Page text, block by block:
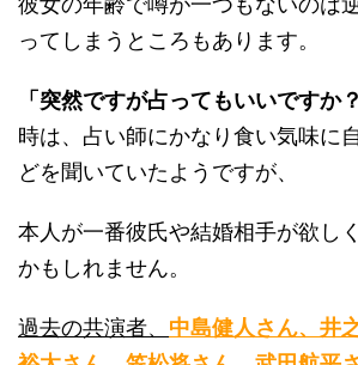
ってしまうところもあります。
「突然ですが占ってもいいですか？
時は、占い師にかなり食い気味に
どを聞いていたようですが、
本人が一番彼氏や結婚相手が欲し
かもしれません。
過去の共演者、 中島健人さん、井